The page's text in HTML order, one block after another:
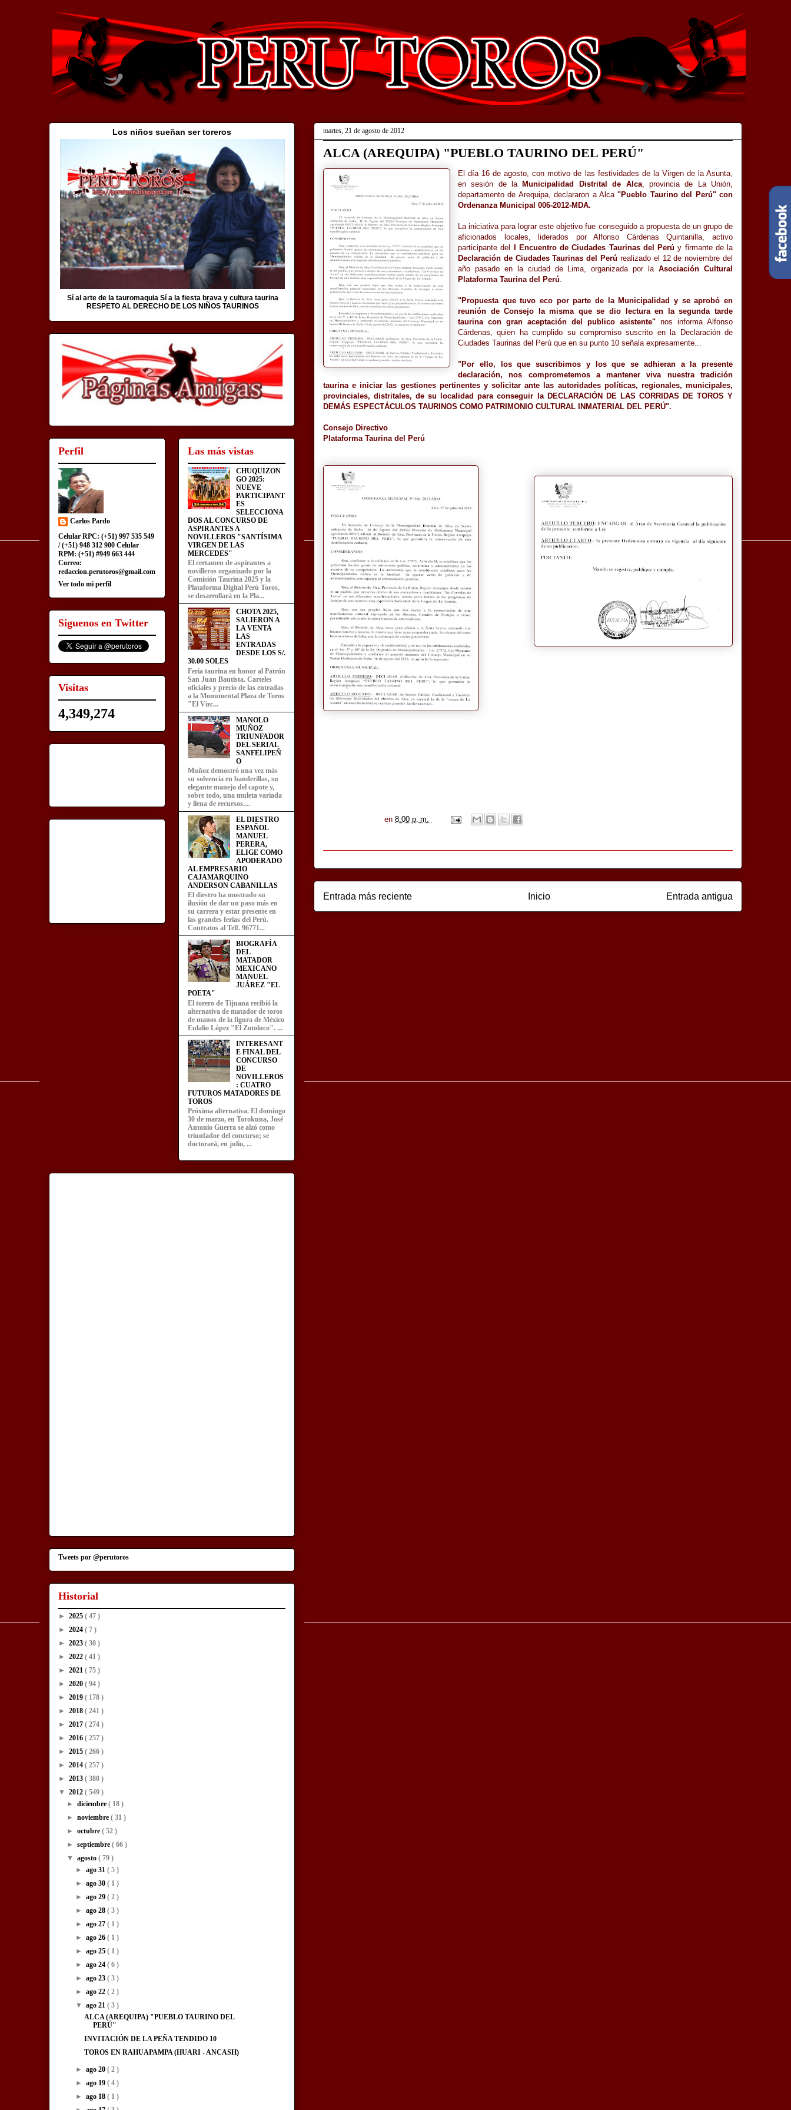
martes, 21 de agosto de 2012
ALCA (AREQUIPA) "PUEBLO TAURINO DEL PERÚ"
El día 16 de agosto, con motivo de las festividades de la Virgen de la Asunta,
en sesión de la Municipalidad Distrital de Alca, provincia de La Unión,
departamento de Arequipa, declararon a Alca"Pueblo Taurino del Perú" con
Ordenanza Municipal 006-2012-MDA.
La iniciativa para lograr este objetivo fue conseguido a propuesta de un grupo de
aficionados locales, liderados por Alfonso Cárdenas Quintanilla, activo
participante del
I Encuentro de Ciudades Taurinas del Perú y firmante de la
Declaración de Ciudades Taurinas del Perú realizado el 12 de noviembre del
año pasado en la ciudad de Lima, organizada por laAsociación Cultural
Plataforma Taurina del Perú.
"Propuesta que tuvo eco por parte de la Municipalidad y se aprobó en
reunión de Consejo la misma que se dio lectura en la segunda tarde
taurina con gran aceptación del publico asistente" nos informa Alfonso
Cárdenas, quien ha cumplido su compromiso suscrito en la Declaración de
Ciudades Taurinas del Perú que en su punto 10 señala expresamente...
"Por ello, los que suscribimos y los que se adhieran a la presente
declaración, nos comprometemos a mantener viva nuestra tradición
taurina e iniciar las gestiones pertinentes y solicitar ante las autoridades políticas, regionales, municipales,
provinciales, distritales, de su localidad para conseguir la DECLARACIÓN DE LAS CORRIDAS DE TOROS Y
DEMÁS ESPECTÁCULOS TAURINOS COMO PATRIMONIO CULTURAL INMATERIAL DEL PERÚ".
Consejo Directivo
Plataforma Taurina del Perú
en 8:00 p. m.
Entrada más reciente Entrada antigua
Inicio
Los niños sueñan ser toreros
Sí al arte de la tauromaquia Sí a la fiesta brava y cultura taurina
RESPETO AL DERECHO DE LOS NIÑOS TAURINOS
Perfil
Carlos Pardo
Celular RPC: (+51) 997 535 549
/ (+51) 948 312 900 Celular
RPM: (+51) #949 663 444
Correo:
redaccion.perutoros@gmail.com
Ver todo mi perfil
Siguenos en Twitter
Visitas
4,349,274
Las más vistas
CHUQUIZON
GO 2025:
NUEVE
PARTICIPANT
ES
SELECCIONA
DOS AL CONCURSO DE
ASPIRANTES A
NOVILLEROS "SANTÍSIMA
VIRGEN DE LAS
MERCEDES"
El certamen de aspirantes a
novilleros organizado por la
Comisión Taurina 2025 y la
Plataforma Digital Perú Toros,
se desarrollará en la Pla...
CHOTA 2025,
SALIERON A
LA VENTA
LAS
ENTRADAS
DESDE LOS S/.
30.00 SOLES
Feria taurina en honor al Patrón
San Juan Bautista. Carteles
oficiales y precio de las entradas
a la Monumental Plaza de Toros
"El Vizc...
MANOLO
MUÑOZ
TRIUNFADOR
DEL SERIAL
SANFELIPEÑ
O
Muñoz demostró una vez más
su solvencia en banderillas, su
elegante manejo del capote y,
sobre todo, una muleta variada
y llena de recursos....
EL DIESTRO
ESPAÑOL
MANUEL
PERERA,
ELIGE COMO
APODERADO
AL EMPRESARIO
CAJAMARQUINO
ANDERSON CABANILLAS
El diestro ha mostrado su
ilusión de dar un paso más en
su carrera y estar presente en
las grandes ferias del Perú.
Contratos al Telf. 96771...
BIOGRAFÍA
DEL
MATADOR
MEXICANO
MANUEL
JUÁREZ "EL
POETA"
El torero de Tijuana recibió la
alternativa de matador de toros
de manos de la figura de México
Eulalio López "El Zotoluco". ...
INTERESANT
E FINAL DEL
CONCURSO
DE
NOVILLEROS
: CUATRO
FUTUROS MATADORES DE
TOROS
Próxima alternativa. El domingo
30 de marzo, en Torokuna, José
Antonio Guerra se alzó como
triunfador del concurso; se
doctorará, en julio, ...
Tweets por @perutoros
Historial
► 2025 ( 47 )
► 2024 ( 7 )
► 2023 ( 30 )
► 2022 ( 41 )
► 2021 ( 75 )
► 2020 ( 94 )
► 2019 ( 178 )
► 2018 ( 241 )
► 2017 ( 274 )
► 2016 ( 257 )
► 2015 ( 266 )
► 2014 ( 257 )
► 2013 ( 380 )
▼ 2012 ( 549 )
►diciembre( 18 )
►noviembre( 31 )
►octubre( 52 )
►septiembre( 66 )
▼agosto( 79 )
► ago 31 ( 5 )
► ago 30 ( 1 )
► ago 29 ( 2 )
► ago 28 ( 3 )
► ago 27 ( 1 )
► ago 26 ( 1 )
► ago 25 ( 1 )
► ago 24 ( 6 )
► ago 23 ( 3 )
► ago 22 ( 2 )
▼ ago 21 ( 3 )
ALCA (AREQUIPA) "PUEBLO TAURINO DEL
PERÚ"
INVITACIÓN DE LA PEÑA TENDIDO 10
TOROS EN RAHUAPAMPA (HUARI - ANCASH)
► ago 20 ( 2 )
► ago 19 ( 4 )
► ago 18 ( 1 )